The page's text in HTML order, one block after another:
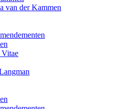
van der Kammen